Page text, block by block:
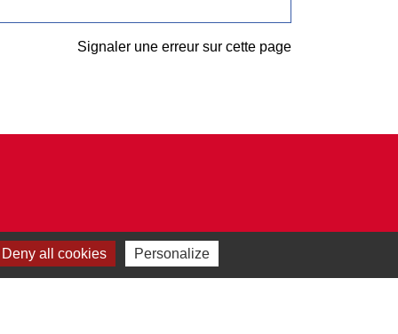
Signaler une erreur sur cette page
all cookies Personalize